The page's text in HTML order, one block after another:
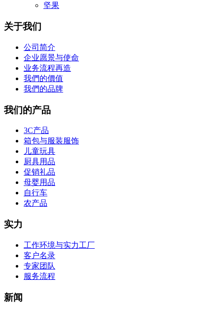
坚果
关于我们
公司简介
企业愿景与使命
业务流程再造
我們的價值
我們的品牌
我们的产品
3C产品
箱包与服装服饰
儿童玩具
厨具用品
促销礼品
母婴用品
自行车
农产品
实力
工作环境与实力工厂
客户名录
专家团队
服务流程
新闻